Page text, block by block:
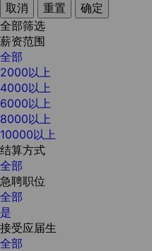
取消 重置
确定
全部筛选
薪资范围
全部
2000以上
4000以上
6000以上
8000以上
10000以上
结算方式
全部
急聘职位
全部
是
接受应届生
全部